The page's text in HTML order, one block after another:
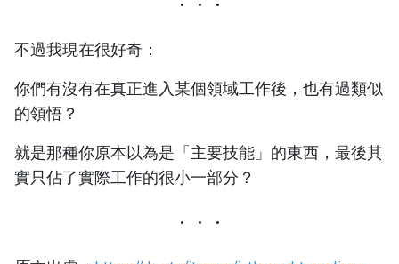
不過我現在很好奇：
你們有沒有在真正進入某個領域工作後，也有過類似
的領悟？
就是那種你原本以為是「主要技能」的東西，最後其
實只佔了實際工作的很小一部分？